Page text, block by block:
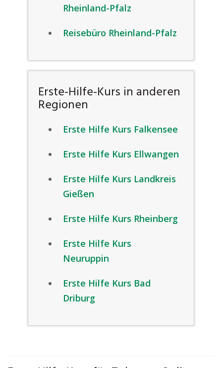
Rheinland-Pfalz
Reisebüro Rheinland-Pfalz
Erste-Hilfe-Kurs in anderen
Regionen
Erste Hilfe Kurs Falkensee
Erste Hilfe Kurs Ellwangen
Erste Hilfe Kurs Landkreis
Gießen
Erste Hilfe Kurs Rheinberg
Erste Hilfe Kurs
Neuruppin
Erste Hilfe Kurs Bad
Driburg